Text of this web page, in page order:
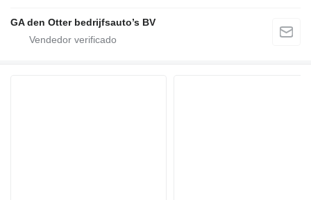
GA den Otter bedrijfsauto’s BV